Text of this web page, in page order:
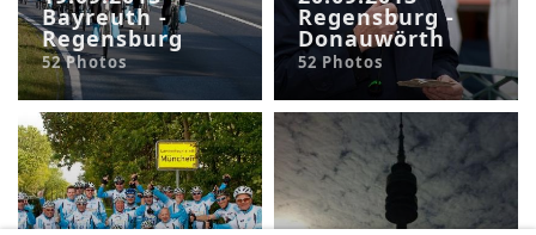
Bayreuth -
Regensburg
52 Photos
Regensburg -
Donauwörth
52 Photos